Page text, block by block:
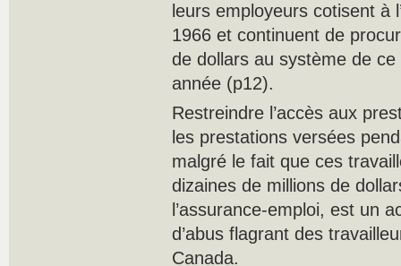
leurs employeurs cotisent à
1966 et continuent de
de dollars au système de
année (p12).
Restreindre l’accès aux
les prestations versées
malgré le fait que ces
dizaines de millions de
l’assurance-emploi, est un
d’abus flagrant des
Canada.